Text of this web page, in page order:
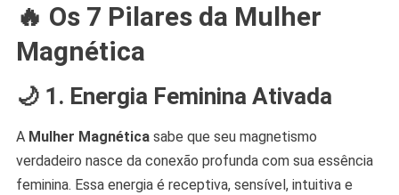
🔥 Os 7 Pilares da Mulher
Magnética
🌙 1. Energia Feminina Ativada
A Mulher Magnéticasabe que seu magnetismo
verdadeiro nasce da conexão profunda com sua essência
feminina. Essa energia é receptiva, sensível, intuitiva e